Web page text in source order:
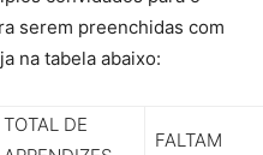
serem preenchidas com
na tabela abaixo:
TOTAL DE
FALTAM